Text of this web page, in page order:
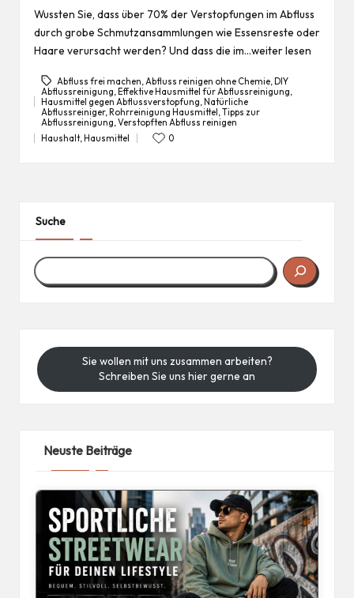
Wussten Sie, dass über 70% der Verstopfungen im Abfluss
durch grobe Schmutzansammlungen wie Essensreste oder
Haare verursacht werden? Und dass die im…weiter lesen
Tags:
Abfluss frei machen,Abfluss reinigen ohne Chemie, DIY
Abflussreinigung, Effektive Hausmittel für Abflussreinigung,
Hausmittel gegen Abflussverstopfung, Natürliche
Abflussreiniger, Rohrreinigung Hausmittel ,Tipps zur
Abflussreinigung,Verstopften Abfluss reinigen
Posted
Haushalt,Hausmittel 0
Suche
Sie wollen mit uns zusammen arbeiten?
Schreiben Sie uns hier gerne an
Neuste Beiträge